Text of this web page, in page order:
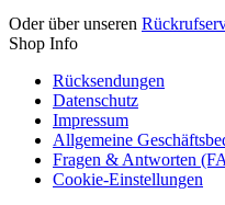
Oder über unseren
Shop Info
Rücksendungen
Datenschutz
Impressum
Allgemeine
Fragen & Antworten
Cookie-Einstellungen